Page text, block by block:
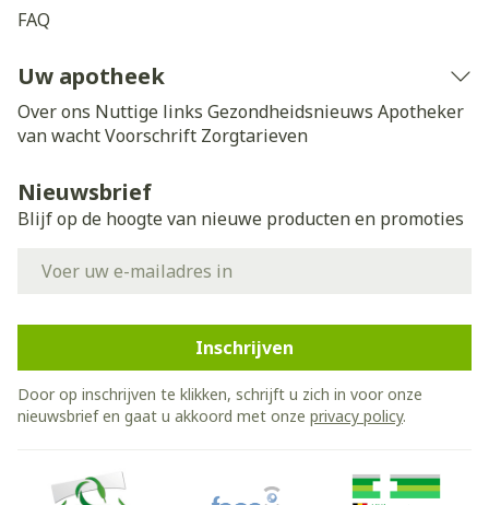
FAQ
Uw apotheek
Over ons Nuttige links Gezondheidsnieuws Apotheker
van wachtVoorschrift Zorgtarieven
Nieuwsbrief
Blijf op de hoogte van nieuwe producten en promoties
Inschrijven
Door op inschrijven te klikken, schrijft u zich in voor onze
nieuwsbrief en gaat u akkoord met onze privacy policy.